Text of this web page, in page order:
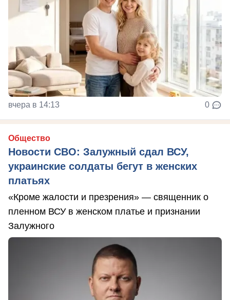
вчера в 14:13 0
Общество
Новости СВО: Залужный сдал ВСУ,
украинские солдаты бегут в женских
платьях
«Кроме жалости и презрения» — священник о
пленном ВСУ в женском платье и признании
Залужного